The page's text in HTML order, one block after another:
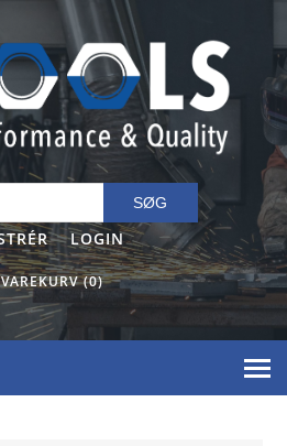
SØG
LOGIN
VAREKURV (0)